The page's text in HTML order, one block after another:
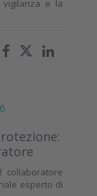
e la
esperto di